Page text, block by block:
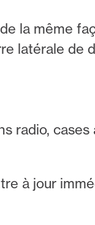
la même
latérale de
radio, cases
à jour